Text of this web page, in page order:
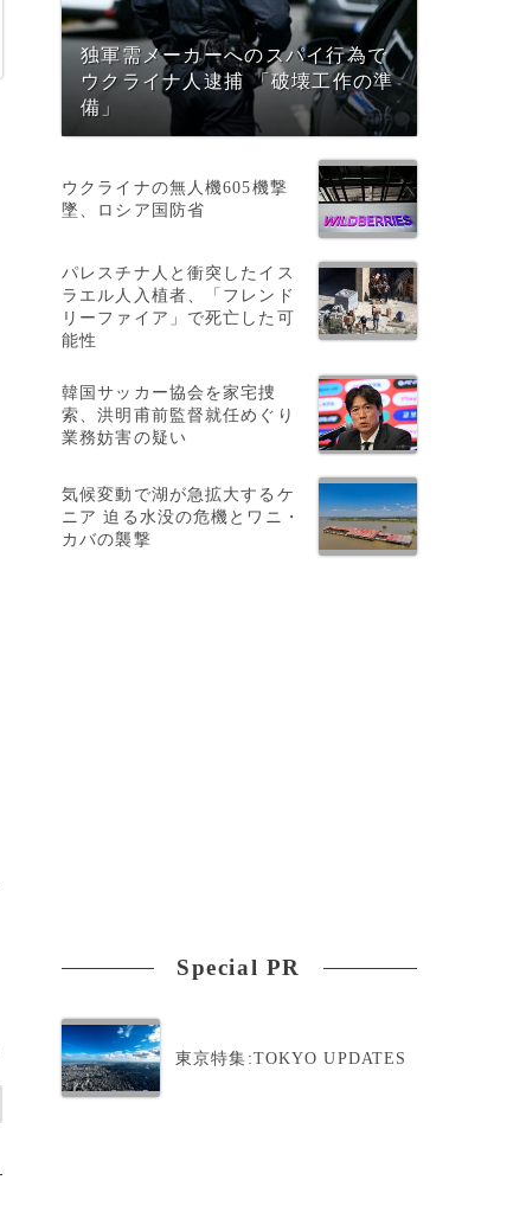
独軍需メーカーへのスパイ行為で
ウクライナ人逮捕 「破壊工作の準
備」
ウクライナの無人機605機撃
墜、ロシア国防省
パレスチナ人と衝突したイス
ラエル人入植者、「フレンド
リーファイア」で死亡した可
能性
韓国サッカー協会を家宅捜
索、洪明甫前監督就任めぐり
業務妨害の疑い
気候変動で湖が急拡大するケ
ニア 迫る水没の危機とワニ・
カバの襲撃
Special PR
東京特集:TOKYO UPDATES